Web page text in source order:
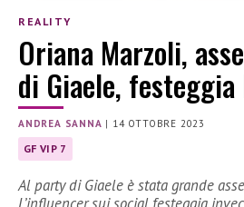
REALITY
Oriana Marzoli,
di Giaele, festeggia
ANDREA SANNA | 14 OTTOBRE 2023
GF VIP 7
Al party di Giaele è stata grande